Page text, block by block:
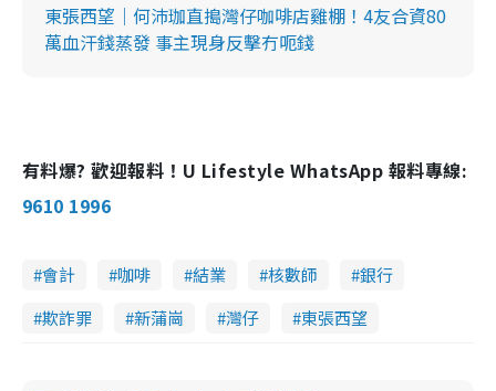
東張西望｜何沛珈直搗灣仔咖啡店雞棚！4友合資80
萬血汗錢蒸發 事主現身反擊冇呃錢
有料爆? 歡迎報料！U Lifestyle WhatsApp 報料專線:
9610 1996
會計 咖啡 結業 核數師
銀行
欺詐罪
新蒲崗 灣仔 東張西望